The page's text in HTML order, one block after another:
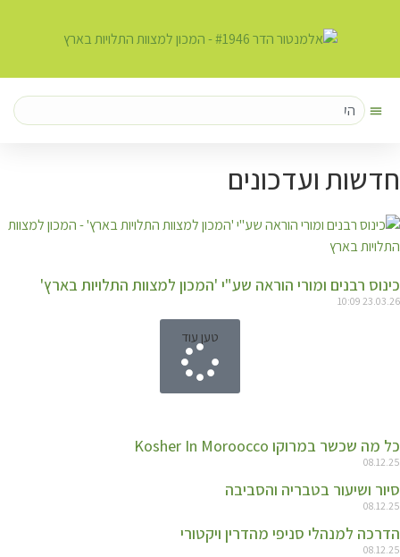
חדשות ועדכונים
כינוס רבנים ומורי הוראה שע"י 'המכון למצוות התלויות בארץ'
23.03.26
10:09
טען עוד
כל מה שכשר במרוקו Kosher In Moroocco
08.12.25
סיור ושיעור בטבריה והסביבה
08.12.25
הדרכה למנהלי סניפי מהדרין ויקטורי
08.12.25